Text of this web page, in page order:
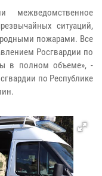
ситуаций,
пожарами. Все
Росгвардии по
в полном объеме», -
по Республике